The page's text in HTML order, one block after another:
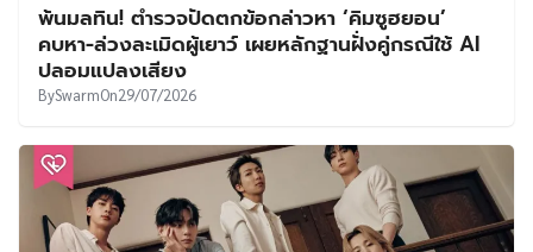
พ้นมลทิน! ตำรวจปัดตกข้อกล่าวหา ‘คิมซูฮยอน’
คบหา-ล่วงละเมิดผู้เยาว์ เผยหลักฐานฝั่งคู่กรณีใช้ AI
ปลอมแปลงเสียง
BySwarmOn29/07/2026